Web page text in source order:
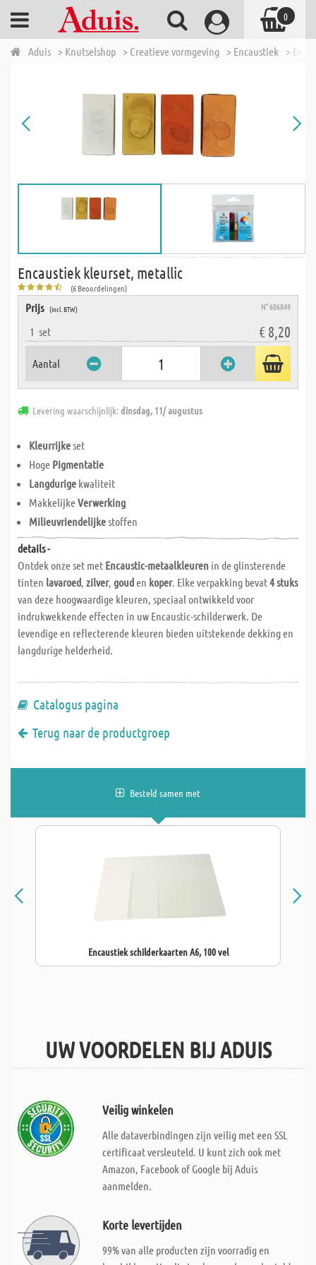
Aduis > Knutselshop > Creatieve vormgeving > Encaustiek >
Encaustiek kleurset, metallic
(6 Beoordelingen)
Prijs (incl. BTW) N° 606849
1 set € 8,20
Aantal
Levering waarschijnlijk:dinsdag, 11/ augustus
Kleurrijkeset
Hoge Pigmentatie
Langdurige kwaliteit
MakkelijkeVerwerking
Milieuvriendelijkestoffen
details -
Ontdek onze set met Encaustic-metaalkleuren in de glinsterende
tinten lavaroed, zilver, gouden koper. Elke verpakking bevat4 stuks
van deze hoogwaardige kleuren, speciaal ontwikkeld voor
indrukwekkende effecten in uw Encaustic-schilderwerk. De
levendige en reflecterende kleuren bieden uitstekende dekking en
langdurige helderheid.
Catalogus pagina
Terug naar de productgroep
Besteld samen met
Encaustiek schilderkaarten A6, 100 vel
UW VOORDELEN BIJ ADUIS
Veilig winkelen
Alle dataverbindingen zijn veilig met een SSL
certificaat versleuteld. U kunt zich ook met
Amazon, Facebook of Google bij Aduis
aanmelden.
Korte levertijden
99% van alle producten zijn voorradig en
0